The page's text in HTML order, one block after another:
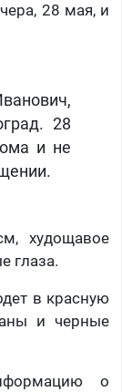
28 мая, и
28
и не
худощавое
глаза.
в красную
и черные
о